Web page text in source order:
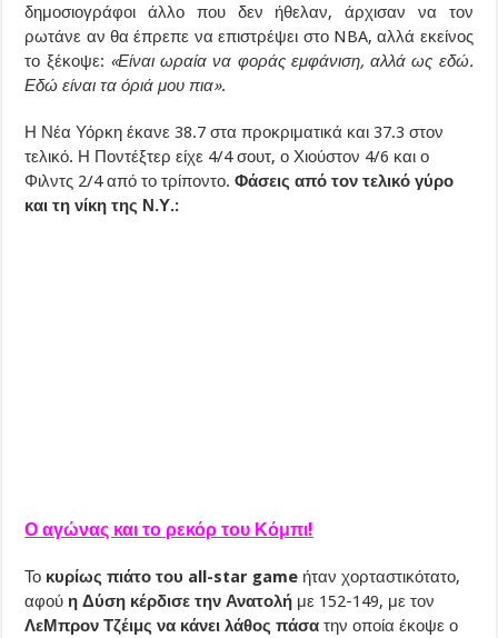
δημοσιογράφοι άλλο που δεν ήθελαν, άρχισαν να τον
ρωτάνε αν θα έπρεπε να επιστρέψει στο NBA, αλλά εκείνος
το ξέκοψε: «Είναι ωραία να φοράς εμφάνιση, αλλά ως εδώ.
Εδώ είναι τα όριά μου πια».
Η Νέα Υόρκη έκανε 38.7 στα προκριματικά και 37.3 στον
τελικό. Η Ποντέξτερ είχε 4/4 σουτ, ο Χιούστον 4/6 και ο
Φιλντς 2/4 από το τρίποντο.Φάσεις από τον τελικό γύρο
και τη νίκη της Ν.Υ.:
Ο αγώνας και το ρεκόρ του Κόμπι!
Το κυρίως πιάτο του all-star game ήταν χορταστικότατο,
αφού η Δύση κέρδισε την Ανατολή με 152-149, με τον
ΛεΜπρον Τζέιμς να κάνει λάθος πάσατην οποία έκοψε ο